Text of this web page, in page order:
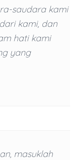
saudara kami
kami, dan
hati kami
yang
masuklah